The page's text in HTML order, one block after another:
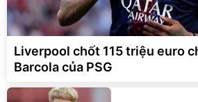
Liverpool chốt 115 triệu euro
Barcola của PSG